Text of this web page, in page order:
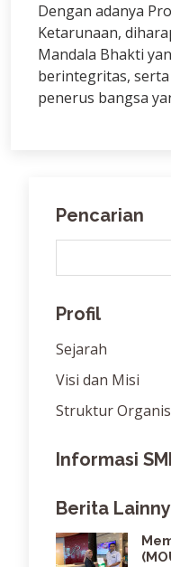
Dengan adanya
Ketarunaan,
Mandala Bhakti
berintegritas,
penerus bangsa
Pencarian
Profil
Sejarah
Visi dan Misi
Struktur
Informasi
Berita